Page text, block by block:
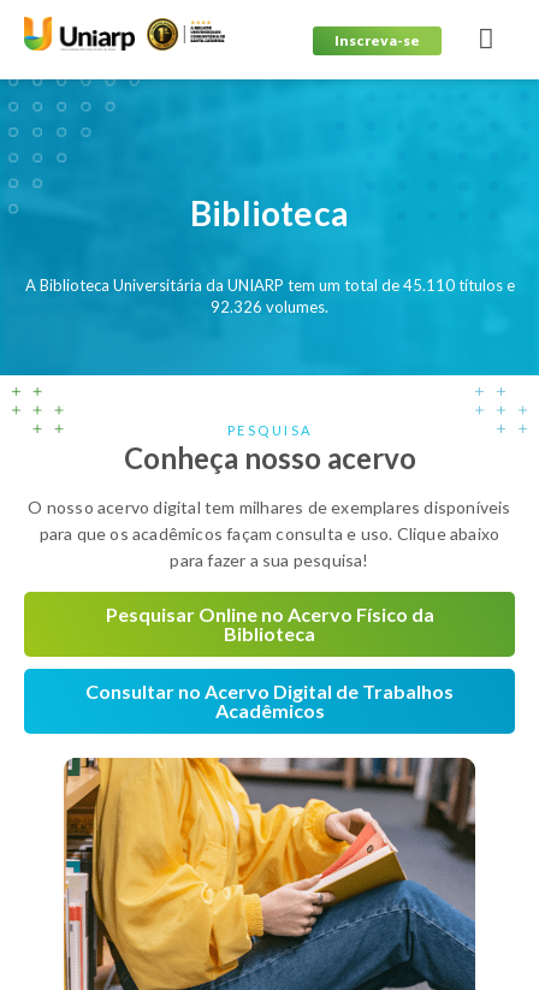
Inscreva-se
Biblioteca
A Biblioteca Universitária da UNIARP tem um total de 45.110 títulos e
92.326 volumes.
PESQUISA
Conheça nosso acervo
O nosso acervo digital tem milhares de exemplares disponíveis
para que os acadêmicos façam consulta e uso. Clique abaixo
para fazer a sua pesquisa!
Pesquisar Online no Acervo Físico da
Biblioteca
Consultar no Acervo Digital de Trabalhos
Acadêmicos